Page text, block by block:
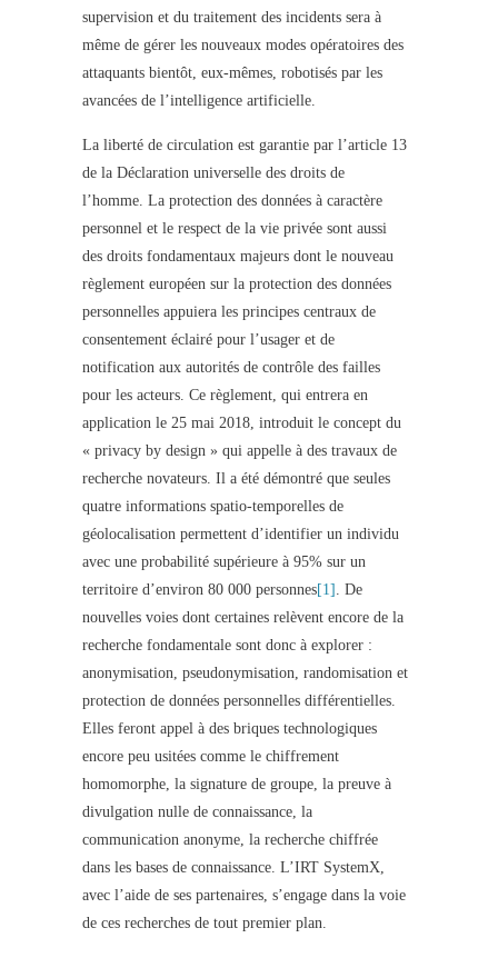
supervision et du traitement des incidents sera à
même de gérer les nouveaux modes opératoires des
attaquants bientôt, eux-mêmes, robotisés par les
avancées de l’intelligence artificielle.
La liberté de circulation est garantie par l’article 13
de la Déclaration universelle des droits de
l’homme. La protection des données à caractère
personnel et le respect de la vie privée sont aussi
des droits fondamentaux majeurs dont le nouveau
règlement européen sur la protection des données
personnelles appuiera les principes centraux de
consentement éclairé pour l’usager et de
notification aux autorités de contrôle des failles
pour les acteurs. Ce règlement, qui entrera en
application le 25 mai 2018, introduit le concept du
« privacy by design » qui appelle à des travaux de
recherche novateurs. Il a été démontré que seules
quatre informations spatio-temporelles de
géolocalisation permettent d’identifier un individu
avec une probabilité supérieure à 95% sur un
territoire d’environ 80 000 personnes[1] . De
nouvelles voies dont certaines relèvent encore de la
recherche fondamentale sont donc à explorer :
anonymisation, pseudonymisation, randomisation et
protection de données personnelles différentielles.
Elles feront appel à des briques technologiques
encore peu usitées comme le chiffrement
homomorphe, la signature de groupe, la preuve à
divulgation nulle de connaissance, la
communication anonyme, la recherche chiffrée
dans les bases de connaissance. L’IRT SystemX,
avec l’aide de ses partenaires, s’engage dans la voie
de ces recherches de tout premier plan.